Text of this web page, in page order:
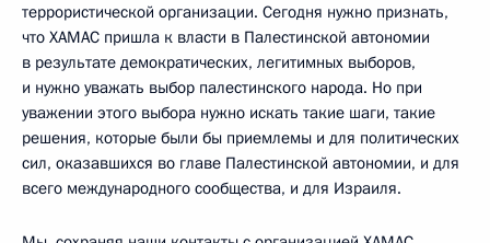
террористической организации. Сегодня нужно признать,
что ХАМАС пришла к власти в Палестинской автономии
в результате демократических, легитимных выборов,
и нужно уважать выбор палестинского народа. Но при
уважении этого выбора нужно искать такие шаги, такие
решения, которые были бы приемлемы и для политических
сил, оказавшихся во главе Палестинской автономии, и для
всего международного сообщества, и для Израиля.